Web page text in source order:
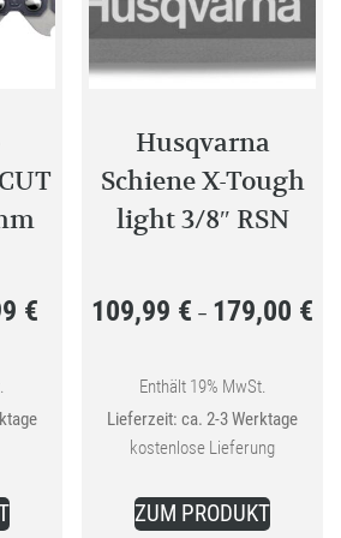
€Preisspanne:
52,99 €
Produkt
Husqvarna
Schiene X-Tough
light 3/8″ RSN
109,99 € – 179,00 €
Enthält 19% MwSt.
Lieferzeit: ca. 2-3 Werktage
kostenlose Lieferung
ZUM PRODUKTProdukt